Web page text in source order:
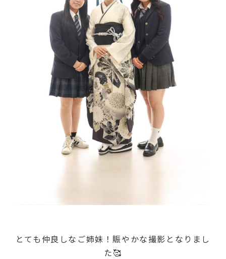
とても仲良しなご姉妹！賑やかな撮影となりまし
た🥰